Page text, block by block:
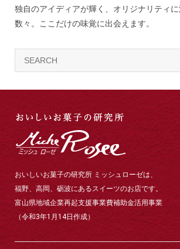
独自のアイディアが輝く、オリジナリティ
数々。ここだけの味覚に出会えます。
おいしいお菓子の研究所 ミッシュローゼは、
福野、高岡、砺波にあるスイーツのお店です。
富山県地域企業再起支援事業費補助金活用事業
（令和3年1月14日作成）